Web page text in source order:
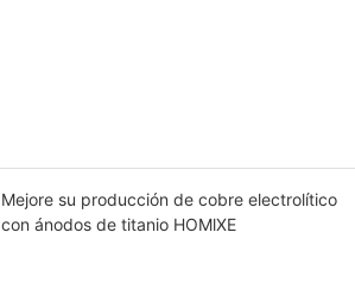
Mejore su producción de cobre electrolítico
con ánodos de titanio HOMlXE